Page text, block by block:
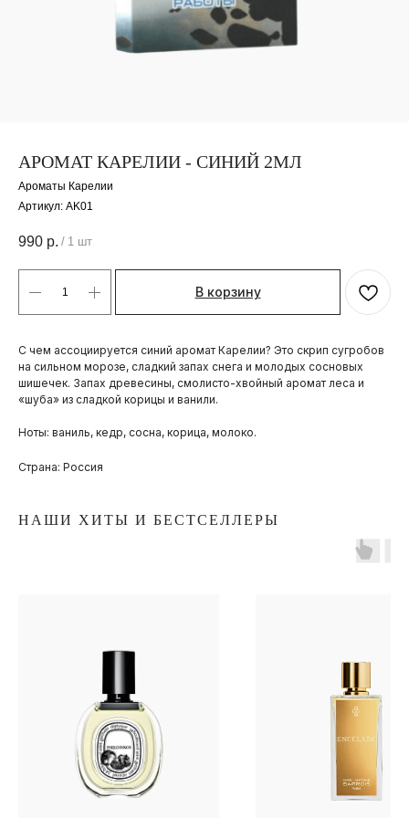
АРОМАТ КАРЕЛИИ - СИНИЙ 2МЛ
Ароматы Карелии
Артикул: AK01
990 р. / 1 шт
В корзину
С чем ассоциируется синий аромат Карелии? Это скрип сугробов
на сильном морозе, сладкий запах снега и молодых сосновых
шишечек. Запах древесины, смолисто-хвойный аромат леса и
«шуба» из сладкой корицы и ванили.
Ноты: ваниль, кедр, сосна, корица, молоко.
Страна: Россия
НАШИ ХИТЫ И БЕСТСЕЛЛЕРЫ
ПОКУПАТЕЛЯМ
ОПЛАТА И ДОСТАВКА
ЧАСТЫЕ ВОПРОСЫ
ИНСТАГРАМ*